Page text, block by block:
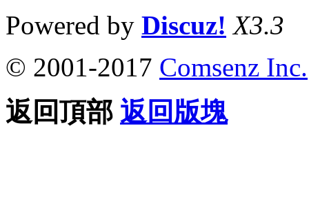
Powered by Discuz! X3.3
© 2001-2017 Comsenz Inc.
返回頂部 返回版塊